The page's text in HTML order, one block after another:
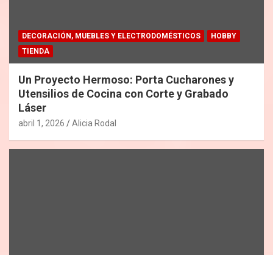
DECORACIÓN, MUEBLES Y ELECTRODOMÉSTICOS
HOBBY
TIENDA
Un Proyecto Hermoso: Porta Cucharones y
Utensilios de Cocina con Corte y Grabado
Láser
abril 1, 2026 Alicia Rodal